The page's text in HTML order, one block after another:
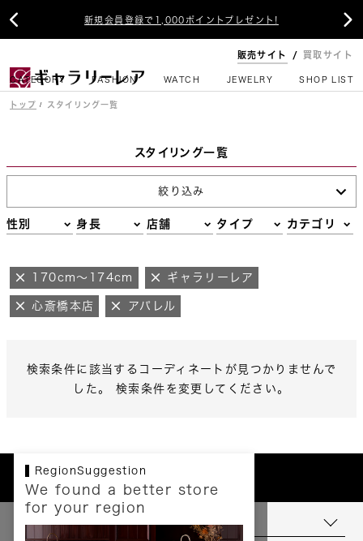
新規会員登録で1,000ポイントプレゼント!
 
販売サイト 買取サイト
CATEGORY FASHION WATCH JEWELRY SHOP LIST
トップ スタイリング一覧
スタイリング一覧
絞り込み
性別 身長 店舗 タイプ カテゴリ
170cm～174cm ギャラリーレア
心斎橋本店 アパレル
検索条件に該当するコーディネートが見つかりませんで
した。 検索条件を変更してください。
RegionSuggestion
We found a better store
for your region
お支払いについて